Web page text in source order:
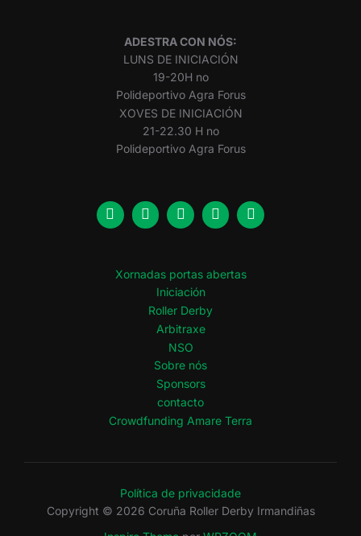
ADESTRA CON NÓS:
LUNS DE INICIACIÓN
19-20H no
Polideportivo Agra Forus
XOVES DE INICIACIÓN
21-22.30 H no
Polideportivo Agra Forus
Xornadas portas abertas
Iniciación
Roller Derby
Arbitraxe
NSO
Sobre nós
Sponsors
contacto
Crowdfunding Amare Terra
Política de privacidade
Copyright © 2026 Coruña Roller Derby Irmandiñas